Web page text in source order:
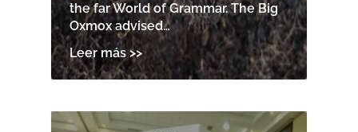
the far World of Grammar. The Big
Oxmox advised…